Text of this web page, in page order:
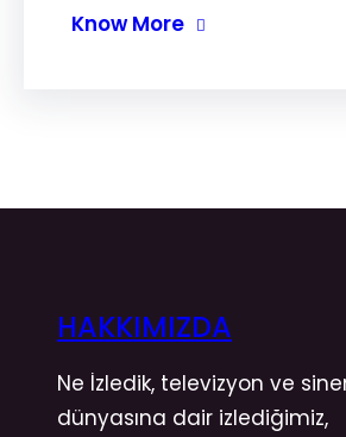
Know More
HAKKIMIZDA
Ne İzledik, televizyon ve
dünyasına dair izlediğimiz,